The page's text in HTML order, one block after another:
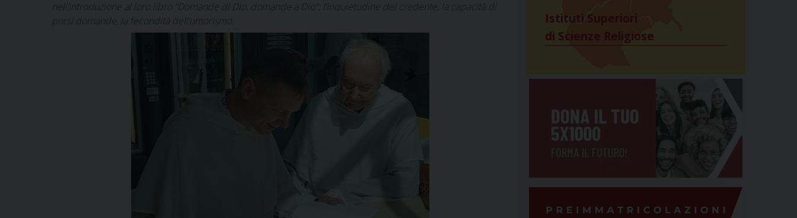
nell’introduzione al loro libro “Domande di Dio, domande a Dio”: l’inquietudine del credente, la capacità di
porsi domande, la fecondità dell’umorismo.
Istituti Superiori
di Scienze Religiose